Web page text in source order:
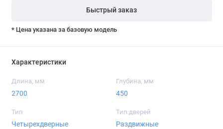
Быстрый заказ
* Цена указана за базовую модель
Характеристики
Длина, мм
2700
Глубина, мм
450
Тип
Четырехдверные
Тип дверей
Раздвижные